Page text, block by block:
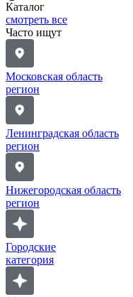
Каталог
смотреть все
Часто ищут
Московская область
регион
Ленинградская область
регион
Нижегородская область
регион
Городские
категория